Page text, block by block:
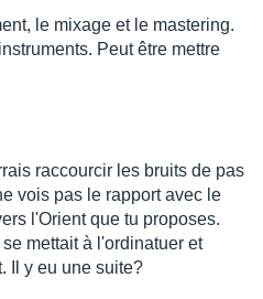
le mixage et le mastering.
Peut être mettre
raccourcir les bruits de pas
vois pas le rapport avec le
l'Orient que tu proposes.
mettait à l'ordinatuer et
Il y eu une suite?